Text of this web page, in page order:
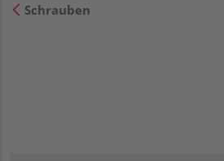
Schrauben